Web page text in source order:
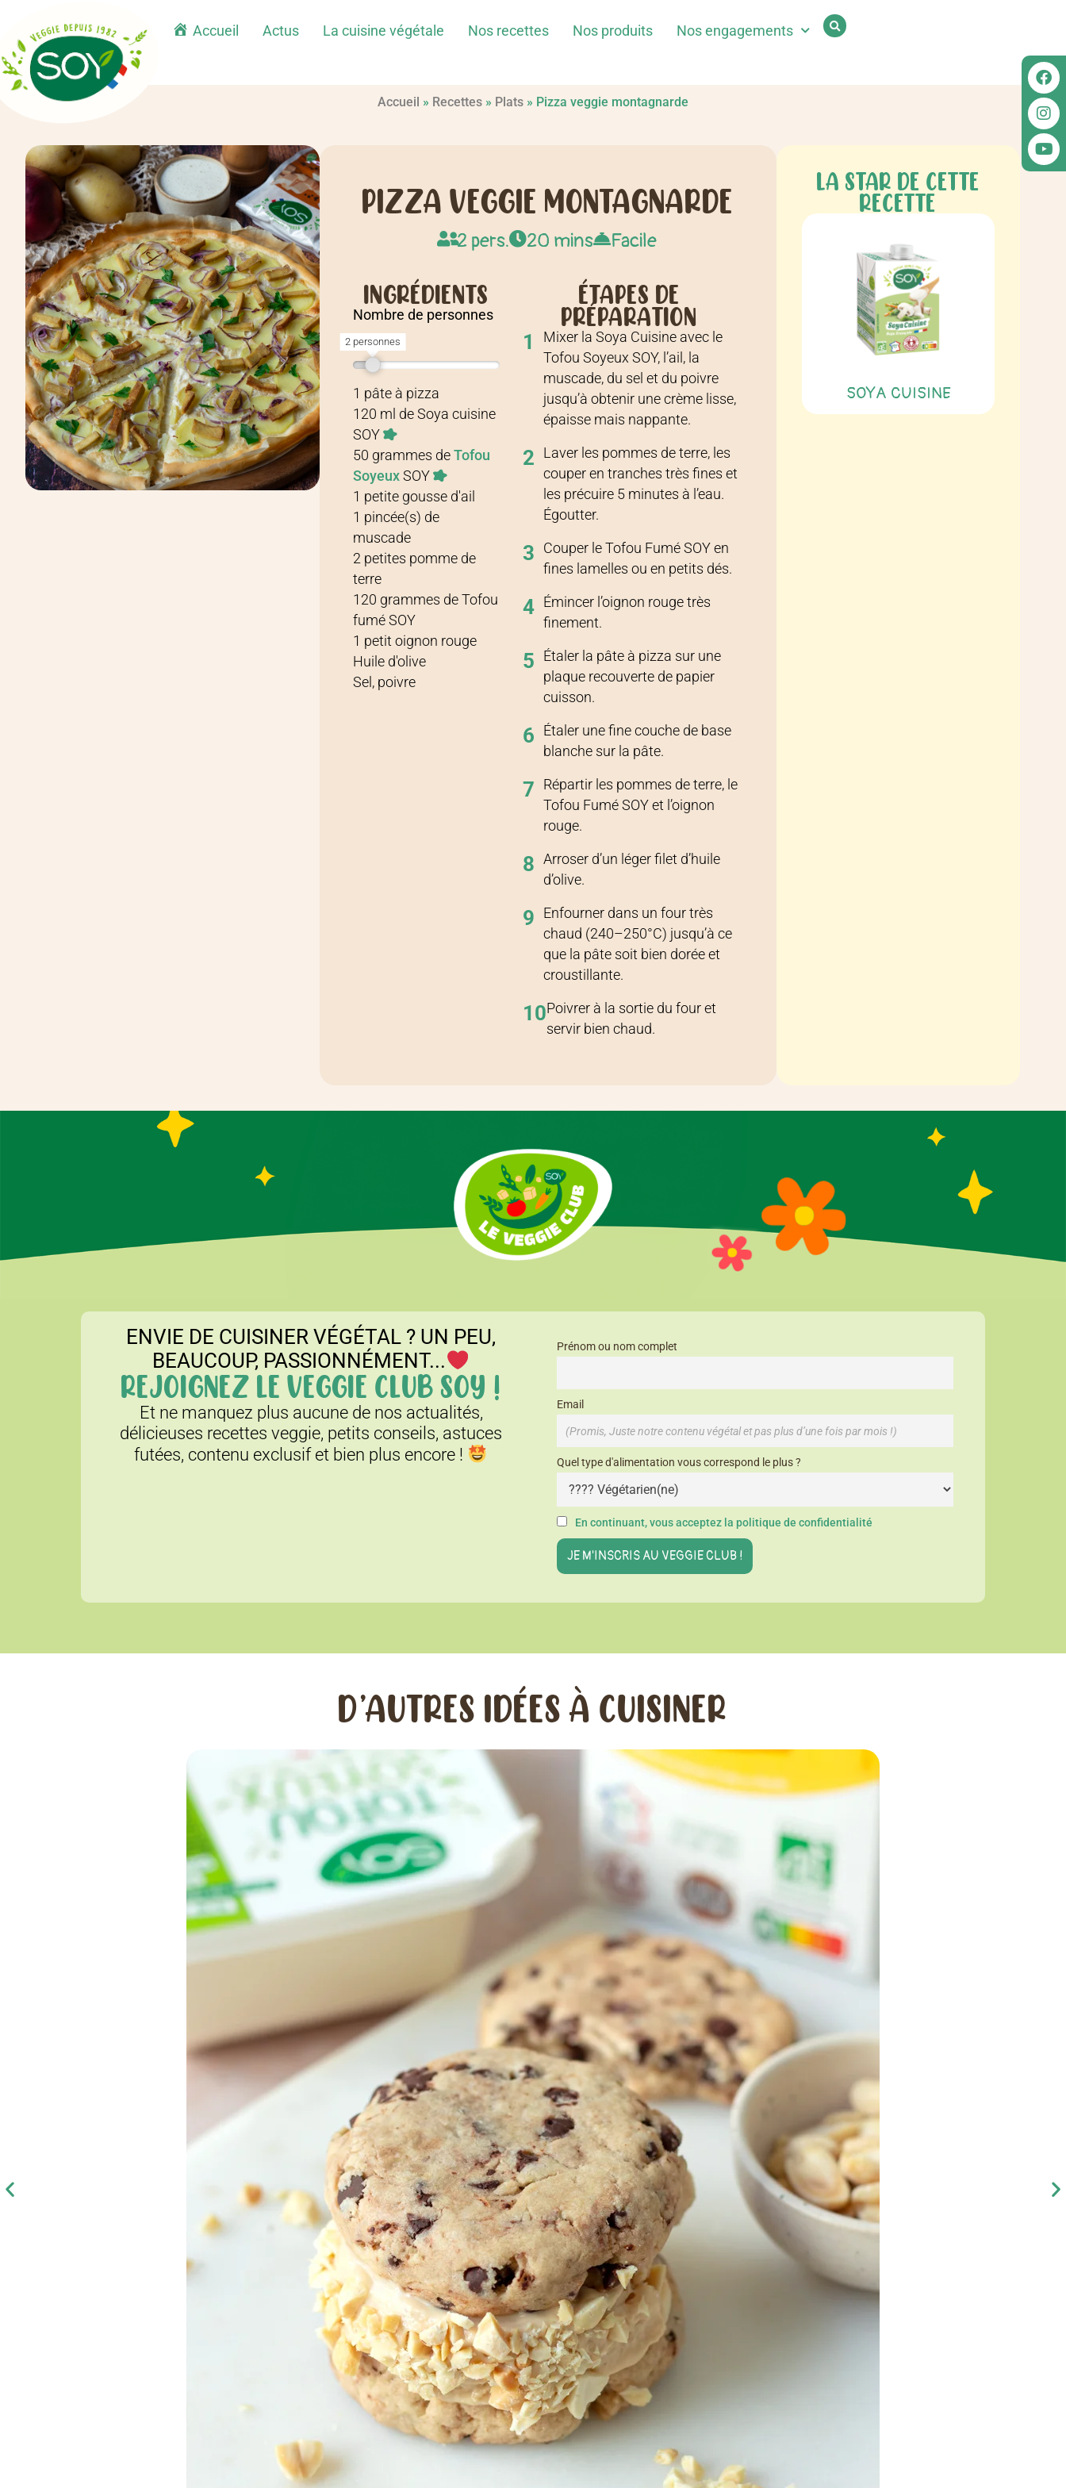
Accueil Actus La cuisine végétale Nos recettes Nos produits Nos engagements
Accueil » Recettes » Plats » Pizza veggie montagnarde
PIZZA VEGGIE MONTAGNARDE
2 pers. 20 mins Facile
INGRÉDIENTS
Nombre de personnes
2 personnes
Recette pour
1 pâte à pizza
120 ml de Soya cuisine
SOY
50 grammes de Tofou
SoyeuxSOY
1 petite gousse d'ail
1 pincée(s) de
muscade
2 petites pomme de
terre
120 grammes de Tofou
fumé SOY
1 petit oignon rouge
Huile d'olive
Sel, poivre
ÉTAPES DE
PRÉPARATION
1
Mixer la Soya Cuisine avec le
Tofou Soyeux SOY, l’ail, la
muscade, du sel et du poivre
jusqu’à obtenir une crème lisse,
épaisse mais nappante.
2
Laver les pommes de terre, les
couper en tranches très fines et
les précuire 5 minutes à l’eau.
Égoutter.
3
Couper le Tofou Fumé SOY en
fines lamelles ou en petits dés.
4
Émincer l’oignon rouge très
finement.
5
Étaler la pâte à pizza sur une
plaque recouverte de papier
cuisson.
6
Étaler une fine couche de base
blanche sur la pâte.
7
Répartir les pommes de terre, le
Tofou Fumé SOY et l’oignon
rouge.
8
Arroser d’un léger filet d’huile
d’olive.
9
Enfourner dans un four très
chaud (240–250°C) jusqu’à ce
que la pâte soit bien dorée et
croustillante.
10Poivrer à la sortie du four et
servir bien chaud.
LA STAR DE CETTE
RECETTE
SOYA CUISINE
ENVIE DE CUISINER VÉGÉTAL ? UN PEU,
BEAUCOUP, PASSIONNÉMENT...
REJOIGNEZ LE VEGGIE CLUB SOY !
Et ne manquez plus aucune de nos actualités,
délicieuses recettes veggie, petits conseils, astuces
futées, contenu exclusif et bien plus encore !
Prénom ou nom complet
Email
Quel type d'alimentation vous correspond le plus ?
En continuant, vous acceptez la politique de confidentialité
D’AUTRES IDÉES À CUISINER